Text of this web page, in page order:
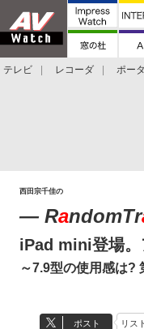
テレビ レコーダ ポー
西田宗千佳の
― RandomTr
iPad mini登場。
～7.9型の使用感は?
ポスト リス